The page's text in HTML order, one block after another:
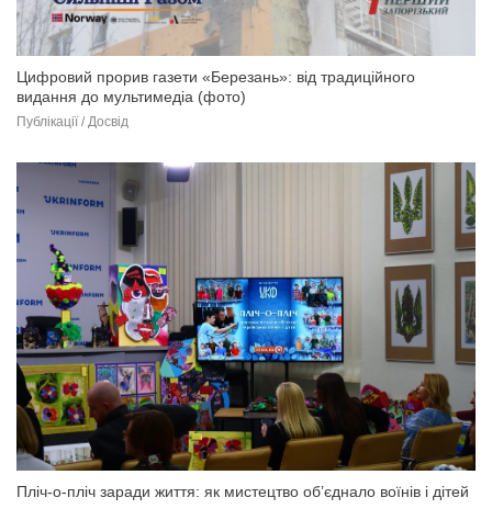
Цифровий прорив газети «Березань»: від традиційного
видання до мультимедіа (фото)
Публікації / Досвід
Пліч-о-пліч заради життя: як мистецтво об’єднало воїнів і дітей